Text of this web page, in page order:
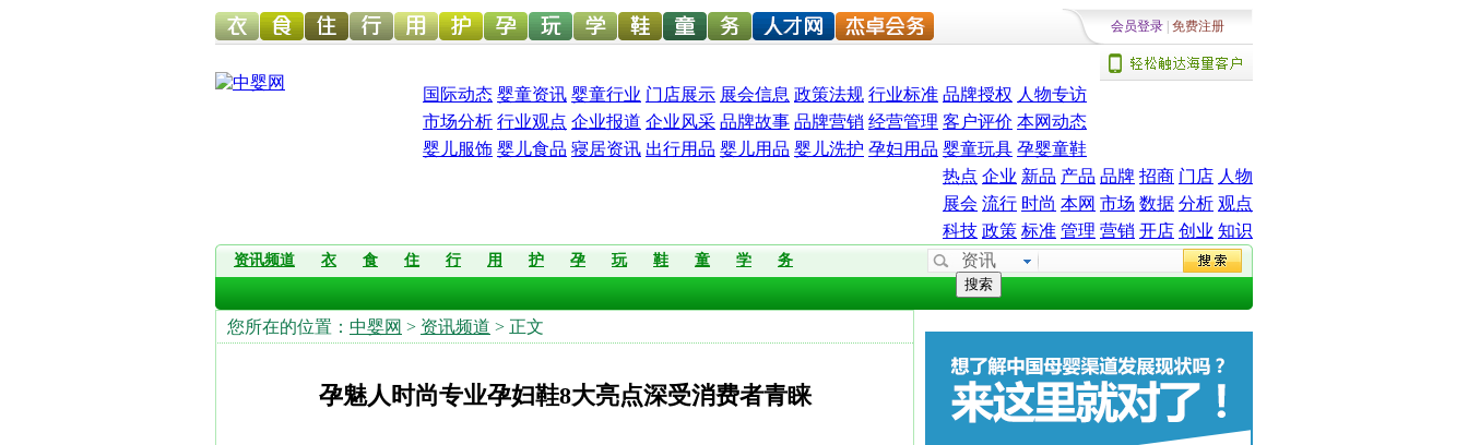
会员登录 免费注册
国际动态 婴童资讯 婴童行业 门店展示 展会信息 政策法规 行业标准 品牌授权 人物专访
市场分析 行业观点 企业报道 企业风采 品牌故事 品牌营销 经营管理 客户评价 本网动态
婴儿服饰 婴儿食品 寝居资讯 出行用品 婴儿用品 婴儿洗护 孕妇用品 婴童玩具 孕婴童鞋
热点 企业 新品 产品 品牌 招商 门店 人物
展会 流行 时尚 本网 市场 数据 分析 观点
科技 政策 标准 管理 营销 开店 创业 知识
资讯频道 衣 食 住 行 用 护 孕 玩 鞋 童 学 务 资讯
搜索
您所在的位置： 中婴网 > 资讯频道 > 正文
孕魅人时尚专业孕妇鞋8大亮点深受消费者青睐